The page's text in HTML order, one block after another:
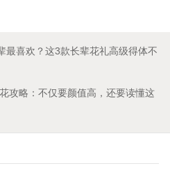
最喜欢？这3款长辈花礼高级得体不
攻略：不仅要颜值高，还要读懂这